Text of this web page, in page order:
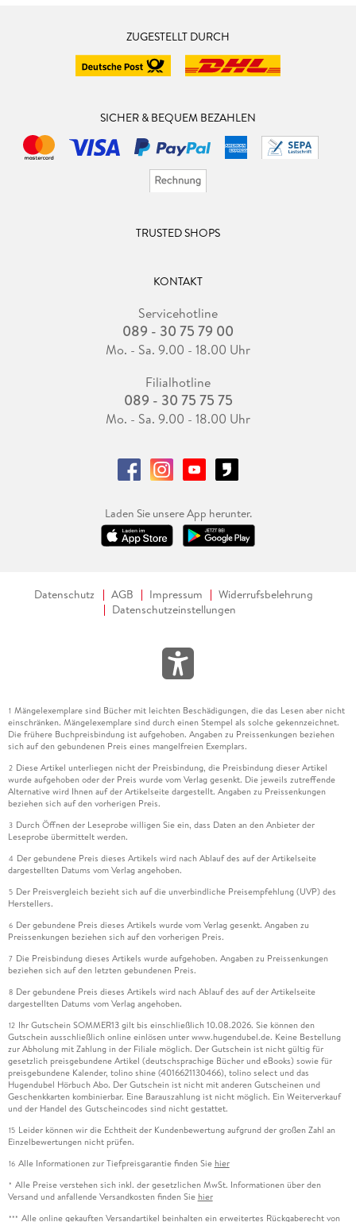
ZUGESTELLT DURCH
SICHER & BEQUEM BEZAHLEN
TRUSTED SHOPS
KONTAKT
Servicehotline
089 - 30 75 79 00
Mo. - Sa. 9.00 - 18.00 Uhr
Filialhotline
089 - 30 75 75 75
Mo. - Sa. 9.00 - 18.00 Uhr
Laden Sie unsere App herunter.
Datenschutz AGB Impressum
Widerrufsbelehrung
Datenschutzeinstellungen
1 Mängelexemplare sind Bücher mit leichten Beschädigungen, die das Lesen aber nicht
einschränken. Mängelexemplare sind durch einen Stempel als solche gekennzeichnet.
Die frühere Buchpreisbindung ist aufgehoben. Angaben zu Preissenkungen beziehen
sich auf den gebundenen Preis eines mangelfreien Exemplars.
2 Diese Artikel unterliegen nicht der Preisbindung, die Preisbindung dieser Artikel
wurde aufgehoben oder der Preis wurde vom Verlag gesenkt. Die jeweils zutreffende
Alternative wird Ihnen auf der Artikelseite dargestellt. Angaben zu Preissenkungen
beziehen sich auf den vorherigen Preis.
3 Durch Öffnen der Leseprobe willigen Sie ein, dass Daten an den Anbieter der
Leseprobe übermittelt werden.
4 Der gebundene Preis dieses Artikels wird nach Ablauf des auf der Artikelseite
dargestellten Datums vom Verlag angehoben.
5 Der Preisvergleich bezieht sich auf die unverbindliche Preisempfehlung (UVP) des
Herstellers.
6 Der gebundene Preis dieses Artikels wurde vom Verlag gesenkt. Angaben zu
Preissenkungen beziehen sich auf den vorherigen Preis.
7 Die Preisbindung dieses Artikels wurde aufgehoben. Angaben zu Preissenkungen
beziehen sich auf den letzten gebundenen Preis.
8 Der gebundene Preis dieses Artikels wird nach Ablauf des auf der Artikelseite
dargestellten Datums vom Verlag angehoben.
12 Ihr Gutschein SOMMER13 gilt bis einschließlich 10.08.2026. Sie können den
Gutschein ausschließlich online einlösen unter www.hugendubel.de. Keine Bestellung
zur Abholung mit Zahlung in der Filiale möglich. Der Gutschein ist nicht gültig für
gesetzlich preisgebundene Artikel (deutschsprachige Bücher und eBooks) sowie für
preisgebundene Kalender, tolino shine (4016621130466), tolino select und das
Hugendubel Hörbuch Abo. Der Gutschein ist nicht mit anderen Gutscheinen und
Geschenkkarten kombinierbar. Eine Barauszahlung ist nicht möglich. Ein Weiterverkauf
und der Handel des Gutscheincodes sind nicht gestattet.
15 Leider können wir die Echtheit der Kundenbewertung aufgrund der großen Zahl an
Einzelbewertungen nicht prüfen.
16 Alle Informationen zur Tiefpreisgarantie finden Sie hier
* Alle Preise verstehen sich inkl. der gesetzlichen MwSt. Informationen über den
Versand und anfallende Versandkosten finden Sie hier
*** Alle online gekauften Versandartikel beinhalten ein erweitertes Rückgaberecht von